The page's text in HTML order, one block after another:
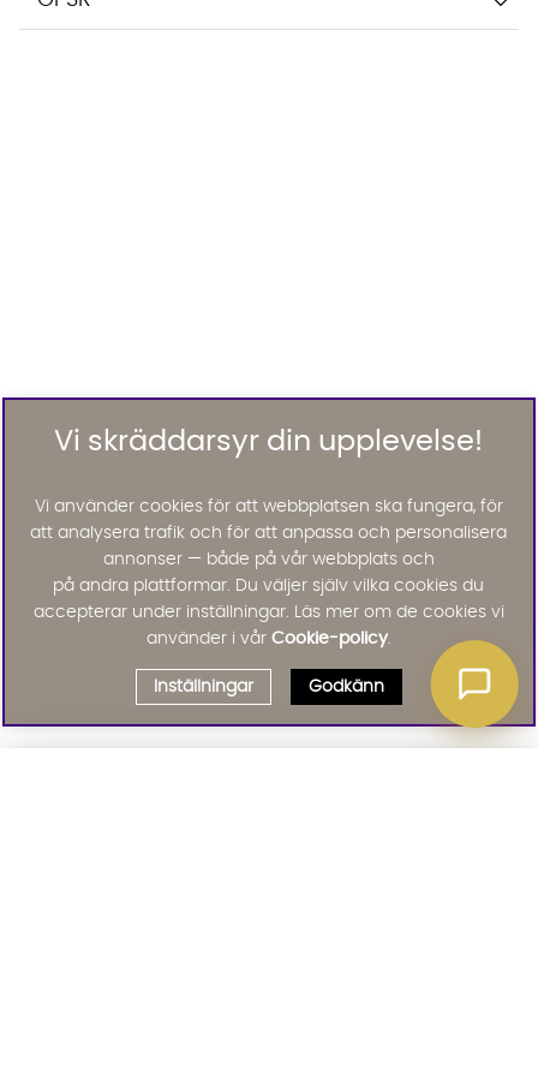
Vi skräddarsyr din upplevelse!
Vi använder cookies för att webbplatsen ska fungera, för
att analysera trafik och för att anpassa och personalisera
annonser — både på vår webbplats och
på andra plattformar. Du väljer själv vilka cookies du
accepterar under inställningar. Läs mer om de cookies vi
använder i vår Cookie-policy.
Inställningar Godkänn